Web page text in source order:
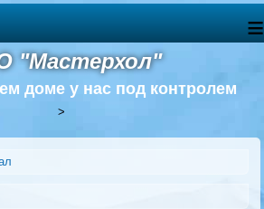
≡
"Мастерхол"
доме у нас под контролем
>